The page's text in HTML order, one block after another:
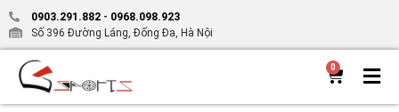
0903.291.882 - 0968.098.923
Số 396 Đường Láng, Đống Đa, Hà Nội
0